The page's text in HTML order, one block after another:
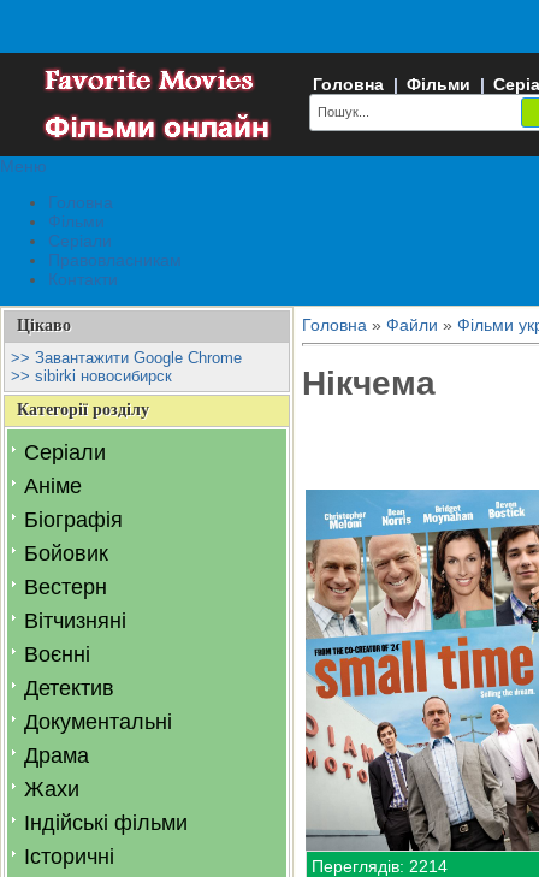
Головна | Фільми |
Меню
Головна
Фільми
Серіали
Правовласникам
Контакти
Цікаво
>> Завантажити Google Chrome
>> sibirki новосибирск
Категорії розділу
Серіали
Аніме
Біографія
Бойовик
Вестерн
Вітчизняні
Воєнні
Детектив
Документальні
Драма
Жахи
Індійські фільми
Історичні
Головна » Файли » Фільми
Нікчема
Переглядів: 2214